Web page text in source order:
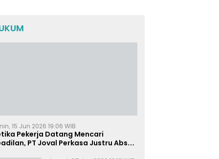
15 Jun 2026 19:06 WIB
Pekerja Datang Mencari
PT Joval Perkasa Justru Absen